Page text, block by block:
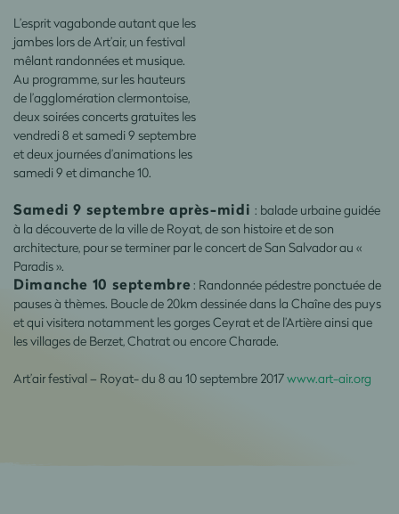
L’esprit vagabonde autant que les
jambes lors de Art’air, un festival
mêlant randonnées et musique.
Au programme, sur les hauteurs
de l’agglomération clermontoise,
deux soirées concerts gratuites les
vendredi 8 et samedi 9 septembre
et deux journées d’animations les
samedi 9 et dimanche 10.
Samedi 9 septembre après-midi : balade urbaine guidée
à la découverte de la ville de Royat, de son histoire et de son
architecture, pour se terminer par le concert de San Salvador au «
Paradis ».
Dimanche 10 septembre: Randonnée pédestre ponctuée de
pauses à thèmes. Boucle de 20km dessinée dans la Chaîne des puys
et qui visitera notamment les gorges Ceyrat et de l’Artière ainsi que
les villages de Berzet, Chatrat ou encore Charade.
Art’air festival – Royat- du 8 au 10 septembre 2017www.art-air.org